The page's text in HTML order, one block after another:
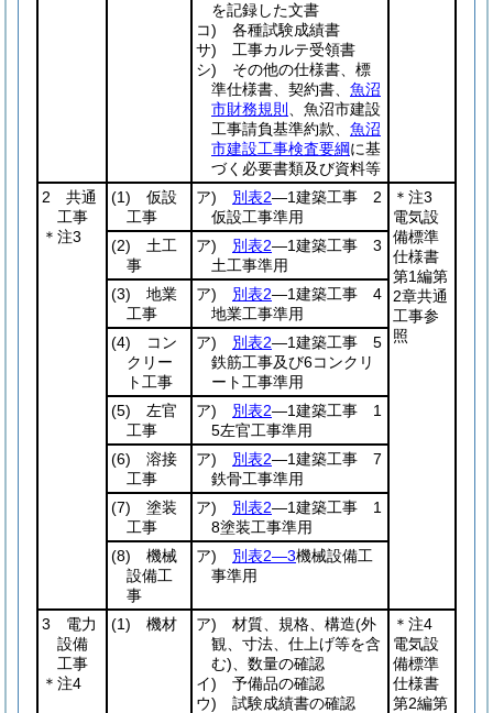
を記録した文書
コ) 各種試験成績書
サ) 工事カルテ受領書
シ) その他の仕様書、標
準仕様書、契約書、 魚沼
市財務規則
、魚沼市建設
工事請負基準約款、 魚沼
市建設工事検査要綱に基
づく必要書類及び資料等
2 共通
工事
＊注3
(1) 仮設
工事
ア) 別表2―1建築工事 2
仮設工事準用
＊注3
電気設
備標準
仕様書
第1編第
2章共通
工事参
照
(2) 土工
事
ア) 別表2―1建築工事 3
土工事準用
(3) 地業
工事
ア) 別表2―1建築工事 4
地業工事準用
(4) コン
クリー
ト工事
ア) 別表2―1建築工事 5
鉄筋工事及び6コンクリ
ート工事準用
(5) 左官
工事
ア) 別表2―1建築工事 1
5左官工事準用
(6) 溶接
工事
ア) 別表2―1建築工事 7
鉄骨工事準用
(7) 塗装
工事
ア) 別表2―1建築工事 1
8塗装工事準用
(8) 機械
設備工
事
ア) 別表2―3機械設備工
事準用
3 電力
設備
工事
＊注4
(1) 機材 ア) 材質、規格、構造(外
観、寸法、仕上げ等を含
む) 、数量の確認
イ) 予備品の確認
ウ) 試験成績書の確認
＊注4
電気設
備標準
仕様書
第2編第